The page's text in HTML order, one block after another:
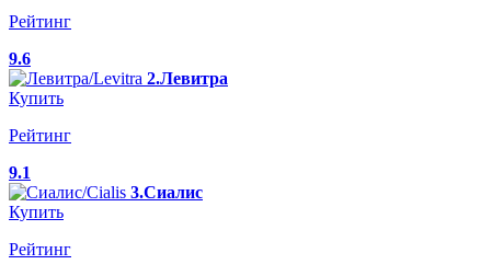
Рейтинг
9.6
2.Левитра
Купить
Рейтинг
9.1
3.Сиалис
Купить
Рейтинг